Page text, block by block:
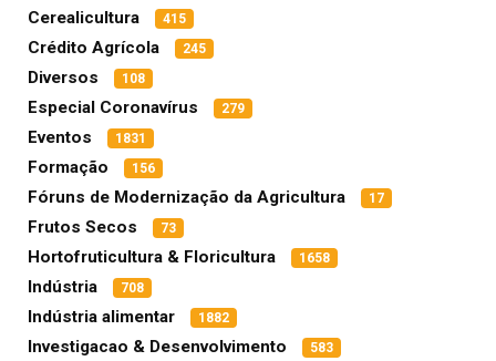
Cerealicultura 415
Crédito Agrícola 245
Diversos 108
Especial Coronavírus 279
Eventos 1831
Formação 156
Fóruns de Modernização da Agricultura 17
Frutos Secos 73
Hortofruticultura & Floricultura 1658
Indústria 708
Indústria alimentar 1882
Investigacao & Desenvolvimento 583